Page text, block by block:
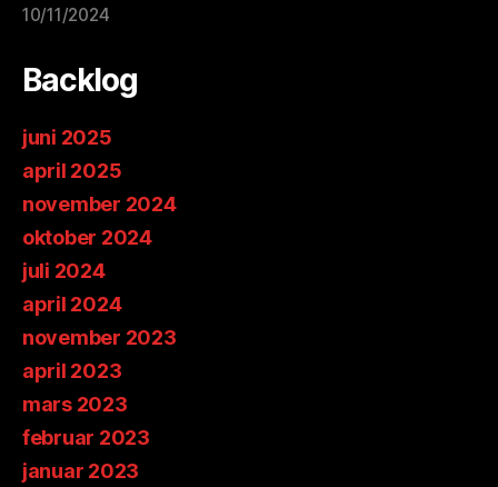
10/11/2024
Backlog
juni 2025
april 2025
november 2024
oktober 2024
juli 2024
april 2024
november 2023
april 2023
mars 2023
februar 2023
januar 2023